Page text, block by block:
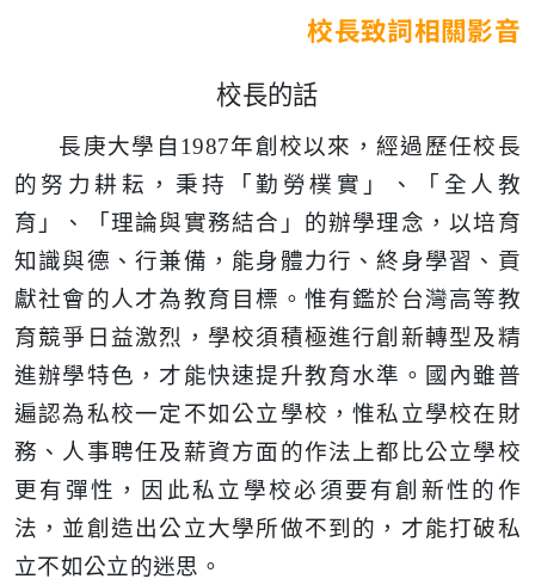
校長致詞相關影音
校長的話
長庚大學自1987年創校以來，經過歷任校長
的努力耕耘，秉持「勤勞樸實」、「全人教
育」、「理論與實務結合」的辦學理念，以培育
知識與德、行兼備，能身體力行、終身學習、貢
獻社會的人才為教育目標。惟有鑑於台灣高等教
育競爭日益激烈，學校須積極進行創新轉型及精
進辦學特色，才能快速提升教育水準。國內雖普
遍認為私校一定不如公立學校，惟私立學校在財
務、人事聘任及薪資方面的作法上都比公立學校
更有彈性，因此私立學校必須要有創新性的作
法，並創造出公立大學所做不到的，才能打破私
立不如公立的迷思。